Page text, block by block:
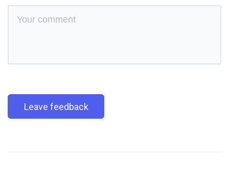
Leave feedback